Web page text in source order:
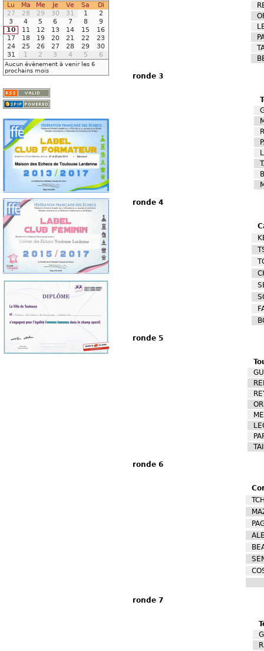
ronde 3
ronde 4
ronde 5
ronde 6
ronde 7
Lu Ma Me Je Ve Sa
Di
27
28 29 30 31 1
2
3
4 5 6 7 8
9
10
11 12 13 14 15
16
17
18 19 20 21 22
23
24
25 26 27 28 29
30
31
1 2 3 4 5 6
Aucun évènement à venir les 6
prochains mois